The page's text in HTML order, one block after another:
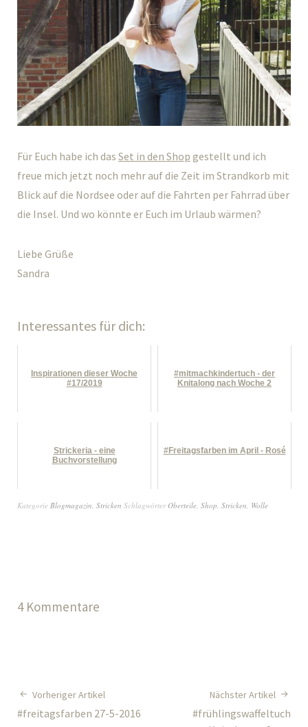
Für Euch habe ich das Set in den Shop gestellt und ich
freue mich jetzt noch mehr auf die Zeit im Strandkorb mit
Blick auf die Nordsee oder auf die Fahrten per Fahrrad über
die Insel. Und wo könnte er Euch im Urlaub wärmen?
Liebe Grüße
Sandra
Interessantes für dich:
Inspirationen dieser Woche
#17/2019
#mitmachkindertuch - der
Knitalong nach Woche 2
Strickeria - eine
Buchvorstellung
#Freitagsfarben im April - Rosé
Kategorie Blogmagazin Stricken SchlagwörterOberteile Shop Stricken Wolle
4 Kommentare
Vorheriger Artikel
#freitagsfarben 27-5-2016
Nächster Artikel
#frühlingswaffeltuch